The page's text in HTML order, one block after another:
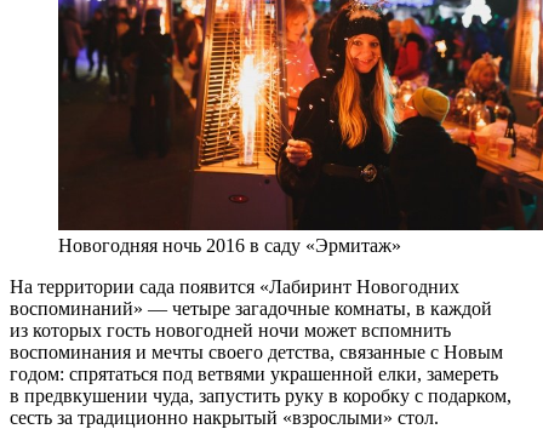
Новогодняя ночь 2016 в саду «Эрмитаж»
На территории сада появится «Лабиринт Новогодних
воспоминаний» — четыре загадочные комнаты, в каждой
из которых гость новогодней ночи может вспомнить
воспоминания и мечты своего детства, связанные с Новым
годом: спрятаться под ветвями украшенной елки, замереть
в предвкушении чуда, запустить руку в коробку с подарком,
сесть за традиционно накрытый «взрослыми» стол.